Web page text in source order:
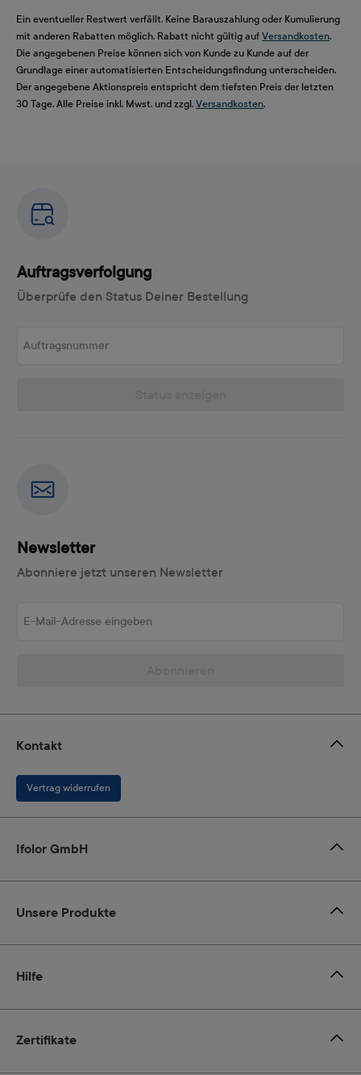
Ein eventueller Restwert verfällt. Keine Barauszahlung oder Kumulierung
mit anderen Rabatten möglich. Rabatt nicht gültig auf Versandkosten.
Die angegebenen Preise können sich von Kunde zu Kunde auf der
Grundlage einer automatisierten Entscheidungsfindung unterscheiden.
Der angegebene Aktionspreis entspricht dem tiefsten Preis der letzten
30 Tage. Alle Preise inkl. Mwst. und zzgl. Versandkosten.
Auftragsverfolgung
Überprüfe den Status Deiner Bestellung
Newsletter
Abonniere jetzt unseren Newsletter
Zertifikate
Kontakt
Vertrag widerrufen
Ifolor GmbH
Unsere Produkte
Hilfe